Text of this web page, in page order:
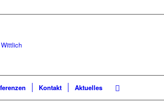
Kontakt Aktuelles